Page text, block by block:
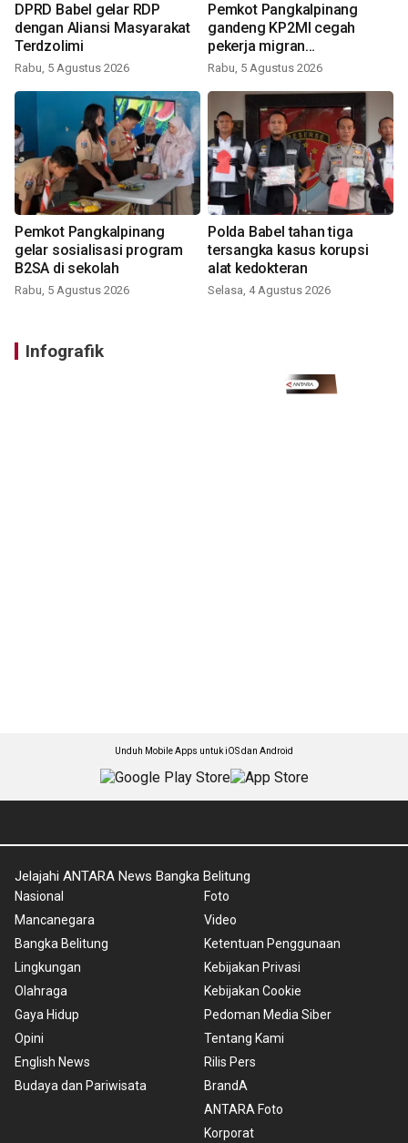
DPRD Babel gelar RDP
dengan Aliansi Masyarakat
Terdzolimi
Rabu, 5 Agustus 2026
Pemkot Pangkalpinang
gandeng KP2MI cegah
pekerja migran
nonprosedural
Rabu, 5 Agustus 2026
Pemkot Pangkalpinang
gelar sosialisasi program
B2SA di sekolah
Rabu, 5 Agustus 2026
Polda Babel tahan tiga
tersangka kasus korupsi
alat kedokteran
Selasa, 4 Agustus 2026
Infografik
Unduh Mobile Apps untuk iOS dan Android
Jelajahi ANTARA News Bangka Belitung
Nasional
Mancanegara
Bangka Belitung
Lingkungan
Olahraga
Gaya Hidup
Opini
English News
Budaya dan Pariwisata
Foto
Video
Ketentuan Penggunaan
Kebijakan Privasi
Kebijakan Cookie
Pedoman Media Siber
Tentang Kami
Rilis Pers
BrandA
ANTARA Foto
Korporat